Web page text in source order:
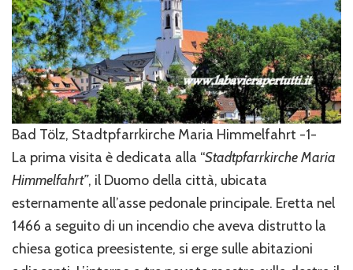
Bad Tölz, Stadtpfarrkirche Maria Himmelfahrt -1-
La prima visita è dedicata alla “Stadtpfarrkirche Maria
Himmelfahrt”, il Duomo della città, ubicata
esternamente all’asse pedonale principale. Eretta nel
1466 a seguito di un incendio che aveva distrutto la
chiesa gotica preesistente, si erge sulle abitazioni